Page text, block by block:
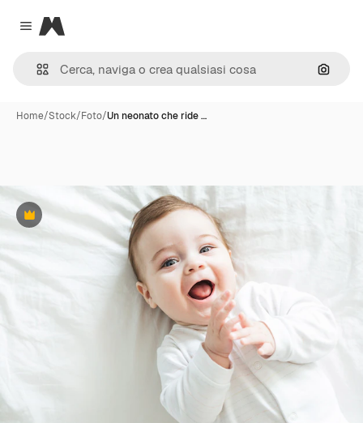
Close menu
Magnific
Cerca
Home/Stock/Foto/Un neonato che ride …
Premium